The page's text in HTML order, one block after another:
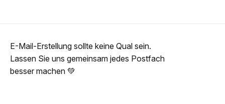
E-Mail-Erstellung sollte keine Qual sein.
Lassen Sie uns gemeinsam jedes Postfach
besser machen 💚